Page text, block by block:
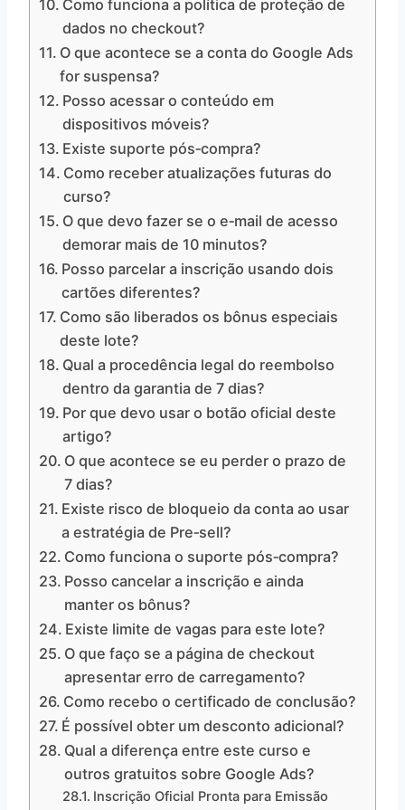
Como funciona a política de proteção de
dados no checkout?
O que acontece se a conta do Google Ads
for suspensa?
Posso acessar o conteúdo em
dispositivos móveis?
Existe suporte pós‑compra?
Como receber atualizações futuras do
curso?
O que devo fazer se o e‑mail de acesso
demorar mais de 10 minutos?
Posso parcelar a inscrição usando dois
cartões diferentes?
Como são liberados os bônus especiais
deste lote?
Qual a procedência legal do reembolso
dentro da garantia de 7 dias?
Por que devo usar o botão oficial deste
artigo?
O que acontece se eu perder o prazo de
7 dias?
Existe risco de bloqueio da conta ao usar
a estratégia de Pre‑sell?
Como funciona o suporte pós‑compra?
Posso cancelar a inscrição e ainda
manter os bônus?
Existe limite de vagas para este lote?
O que faço se a página de checkout
apresentar erro de carregamento?
Como recebo o certificado de conclusão?
É possível obter um desconto adicional?
Qual a diferença entre este curso e
outros gratuitos sobre Google Ads?
Inscrição Oficial Pronta para Emissão